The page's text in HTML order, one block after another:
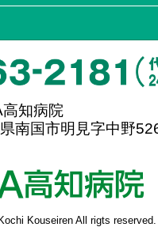
知病院
南国市明見字中野
Kouseiren All rigts reserved.